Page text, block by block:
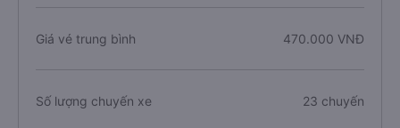
Giá vé trung bình 470.000 VNĐ
Số lượng chuyến xe 23 chuyến